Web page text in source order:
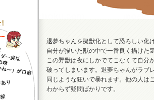
退夢ちゃんを擬獣化として恐ろしい化
自分が描いた獣の中で一番良く描けた
この野獣は夜にしかでてこなくて自分
破ってしまいます。退夢ちゃんがラブ
同じような狂いで暴れます。他の人は
わからず疑問ばかりです。